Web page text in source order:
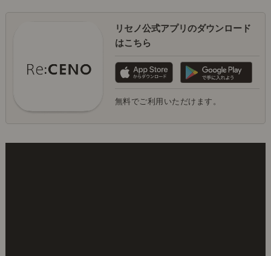
リセノ公式アプリのダウンロード
はこちら
無料でご利用いただけます。